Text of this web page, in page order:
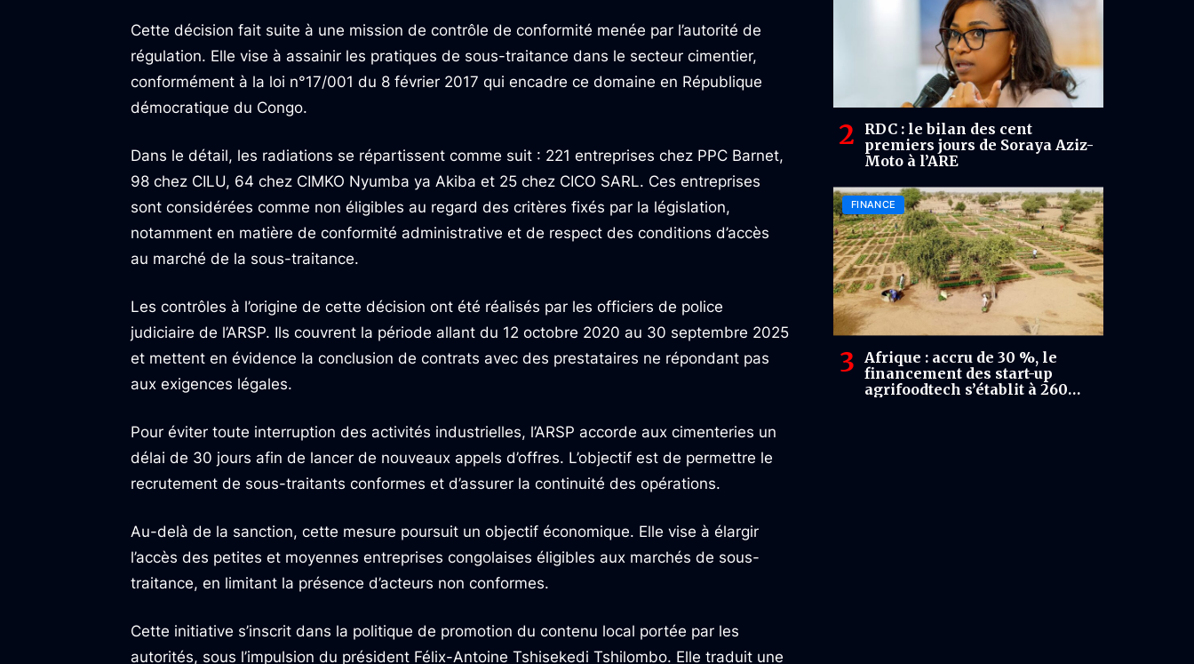
Cette décision fait suite à une mission de contrôle de conformité menée par l’autorité de
régulation. Elle vise à assainir les pratiques de sous-traitance dans le secteur cimentier,
conformément à la loi n°17/001 du 8 février 2017 qui encadre ce domaine en République
démocratique du Congo.
Dans le détail, les radiations se répartissent comme suit : 221 entreprises chez PPC Barnet,
98 chez CILU, 64 chez CIMKO Nyumba ya Akiba et 25 chez CICO SARL. Ces entreprises
sont considérées comme non éligibles au regard des critères fixés par la législation,
notamment en matière de conformité administrative et de respect des conditions d’accès
au marché de la sous-traitance.
Les contrôles à l’origine de cette décision ont été réalisés par les officiers de police
judiciaire de l’ARSP. Ils couvrent la période allant du 12 octobre 2020 au 30 septembre 2025
et mettent en évidence la conclusion de contrats avec des prestataires ne répondant pas
aux exigences légales.
Pour éviter toute interruption des activités industrielles, l’ARSP accorde aux cimenteries un
délai de 30 jours afin de lancer de nouveaux appels d’offres. L’objectif est de permettre le
recrutement de sous-traitants conformes et d’assurer la continuité des opérations.
Au-delà de la sanction, cette mesure poursuit un objectif économique. Elle vise à élargir
l’accès des petites et moyennes entreprises congolaises éligibles aux marchés de sous-
traitance, en limitant la présence d’acteurs non conformes.
Cette initiative s’inscrit dans la politique de promotion du contenu local portée par les
autorités, sous l’impulsion du président Félix-Antoine Tshisekedi Tshilombo. Elle traduit une
RDC : le bilan des cent
premiers jours de Soraya Aziz-
Moto à l’ARE
FINANCE
Afrique : accru de 30 %, le
financement des start-up
agrifoodtech s’établit à 260